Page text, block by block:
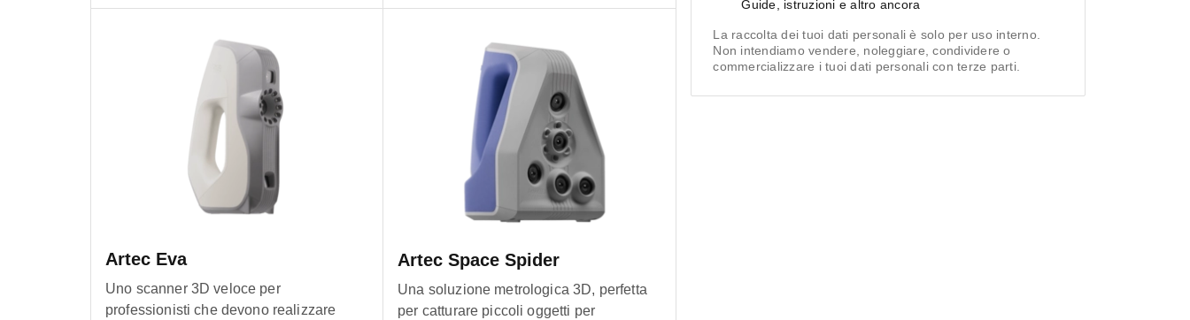
Guide, istruzioni e altro ancora
La raccolta dei tuoi dati personali è solo per uso interno.
Non intendiamo vendere, noleggiare, condividere o
commercializzare i tuoi dati personali con terze parti.
Artec Eva
Uno scanner 3D veloce per
professionisti che devono realizzare
Artec Space Spider
Una soluzione metrologica 3D, perfetta
per catturare piccoli oggetti per